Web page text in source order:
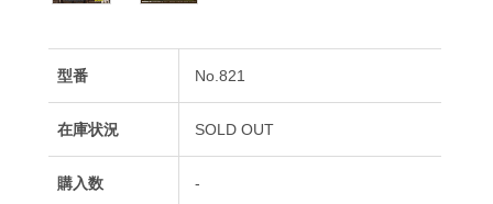
型番 No.821
在庫状況 SOLD OUT
購入数 -